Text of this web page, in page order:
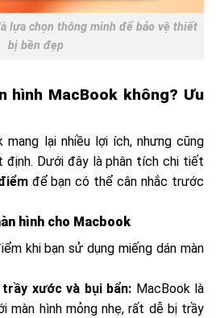
lựa chọn thông minh để bảo vệ thiết
bị bền đẹp
hình MacBook không? Ưu
mang lại nhiều lợi ích, nhưng cũng
định. Dưới đây là phân tích chi tiết
để bạn có thể cân nhắc trước
hình cho Macbook
khi bạn sử dụng miếng dán màn
xước và bụi bẩn: MacBook là
màn hình mỏng nhẹ, rất dễ bị trầy